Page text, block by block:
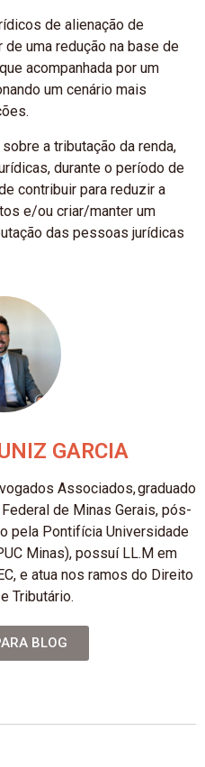
de alienação de
uma redução na base de
acompanhada por um
um cenário mais
a tributação da renda,
durante o período de
contribuir para reduzir a
e/ou criar/manter um
das pessoas jurídicas
GARCIA
Associados, graduado
de Minas Gerais, pós-
pela Pontifícia Universidade
Minas), possuí LL.M em
e atua nos ramos do Direito
Tributário.
BLOG